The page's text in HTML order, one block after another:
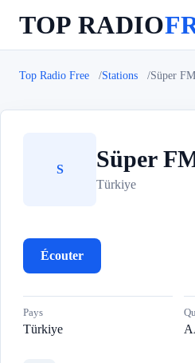
TOP RADIO
Top Radio Free Stations Süper FM
S Süper
Türkiye
Écouter
Pays
Türkiye